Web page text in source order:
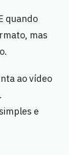
quando
mas
ao vídeo
e